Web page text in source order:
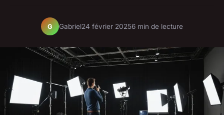
G Gabriel24 février 20256 min de lecture